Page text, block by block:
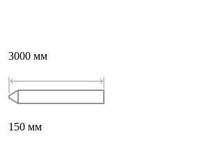
3000 мм
150 мм